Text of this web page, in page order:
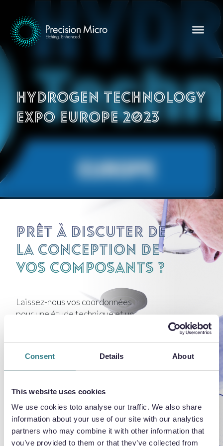
Consent Details About
This website uses cookies
We use cookies toto analyse our traffic. We also share
information about your use of our site with our analytics
partners who may combine it with other information that
you’ve provided to them or that they’ve collected from
Hydrogen Technology
Expo Europe 2023
Prêt à discuter de
la conception de
vos composants ?
Laissez-nous vos coordonnées
pour une étude technique et un